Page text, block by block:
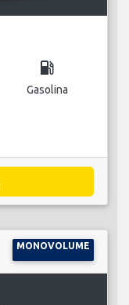
local_gas_station
Gasolina
MONOVOLUME